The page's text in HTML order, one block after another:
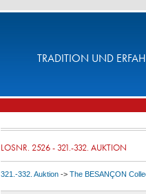
TRADITION UND
LOSNR. 2526 - 321.-332. AUKTION
321.-332. Auktion -> The BESANÇON